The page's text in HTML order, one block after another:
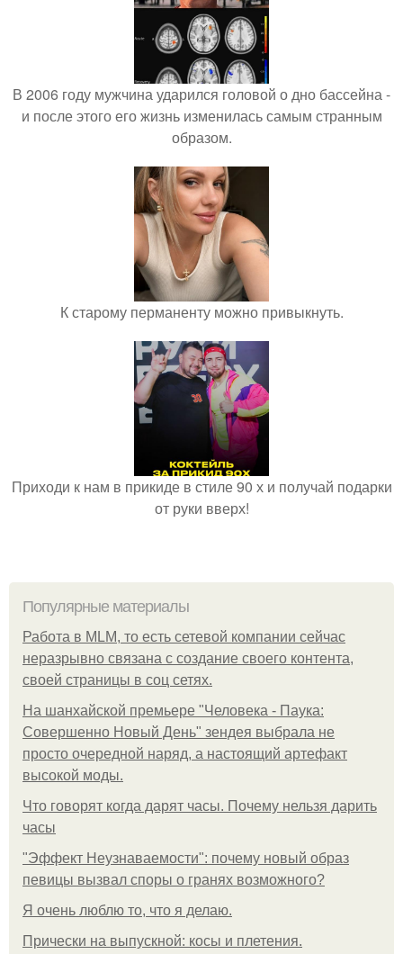
В 2006 году мужчина ударился головой о дно бассейна -
и после этого его жизнь изменилась самым странным
образом.
К старому перманенту можно привыкнуть.
Приходи к нам в прикиде в стиле 90 х и получай подарки
от руки вверх!
Популярные материалы
Работа в MLM, то есть сетевой компании сейчас
неразрывно связана с создание своего контента,
своей страницы в соц сетях.
На шанхайской премьере "Человека - Паука:
Совершенно Новый День" зендея выбрала не
просто очередной наряд, а настоящий артефакт
высокой моды.
Что говорят когда дарят часы. Почему нельзя дарить
часы
"Эффект Неузнаваемости": почему новый образ
певицы вызвал споры о гранях возможного?
Я очень люблю то, что я делаю.
Прически на выпускной: косы и плетения.